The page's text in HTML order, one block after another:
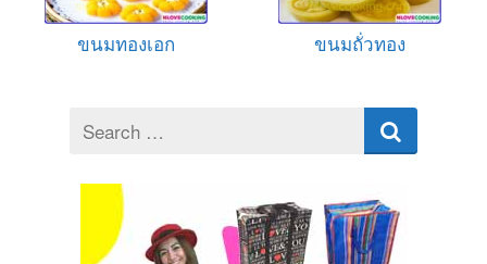
ขนมทองเอก ขนมถั่วทอง
Search
for